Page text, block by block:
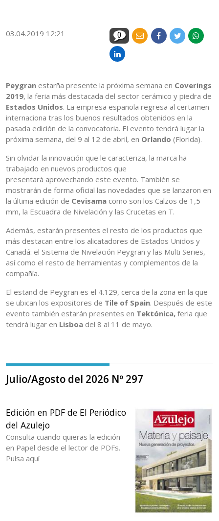
03.04.2019 12:21 0
Peygran estarña presente la próxima semana en Coverings
2019, la feria más destacada del sector cerámico y piedra de
Estados Unidos. La empresa española regresa al certamen
internaciona tras los buenos resultados obtenidos en la
pasada edición de la convocatoria. El evento tendrá lugar la
próxima semana, del 9 al 12 de abril, en Orlando (Florida).
Sin olvidar la innovación que le caracteriza, la marca ha
trabajado en nuevos productos que
presentará aprovechando este evento. También se
mostrarán de forma oficial las novedades que se lanzaron en
la última edición de Cevisama como son los Calzos de 1,5
mm, la Escuadra de Nivelación y las Crucetas en T.
Además, estarán presentes el resto de los productos que
más destacan entre los alicatadores de Estados Unidos y
Canadá: el Sistema de Nivelación Peygran y las Multi Series,
así como el resto de herramientas y complementos de la
compañía.
El estand de Peygran es el 4.129, cerca de la zona en la que
se ubican los expositores de Tile of Spain. Después de este
evento también estarán presentes en Tektónica, feria que
tendrá lugar en Lisboa del 8 al 11 de mayo.
Julio/Agosto del 2026 Nº 297
Edición en PDF de El Periódico
del Azulejo
Consulta cuando quieras la edición
en Papel desde el lector de PDFs.
Pulsa aquí